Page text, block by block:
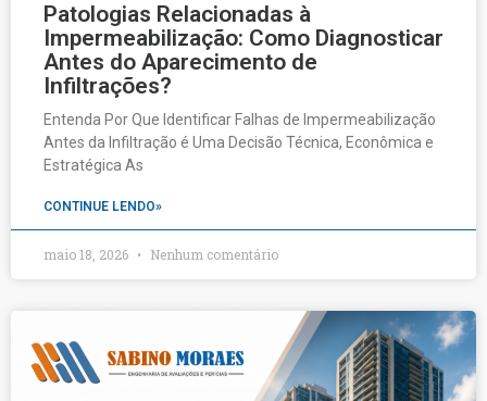
Patologias Relacionadas à
Impermeabilização: Como Diagnosticar
Antes do Aparecimento de
Infiltrações?
Entenda Por Que Identificar Falhas de Impermeabilização
Antes da Infiltração é Uma Decisão Técnica, Econômica e
Estratégica As
CONTINUE LENDO»
maio 18, 2026 Nenhum comentário